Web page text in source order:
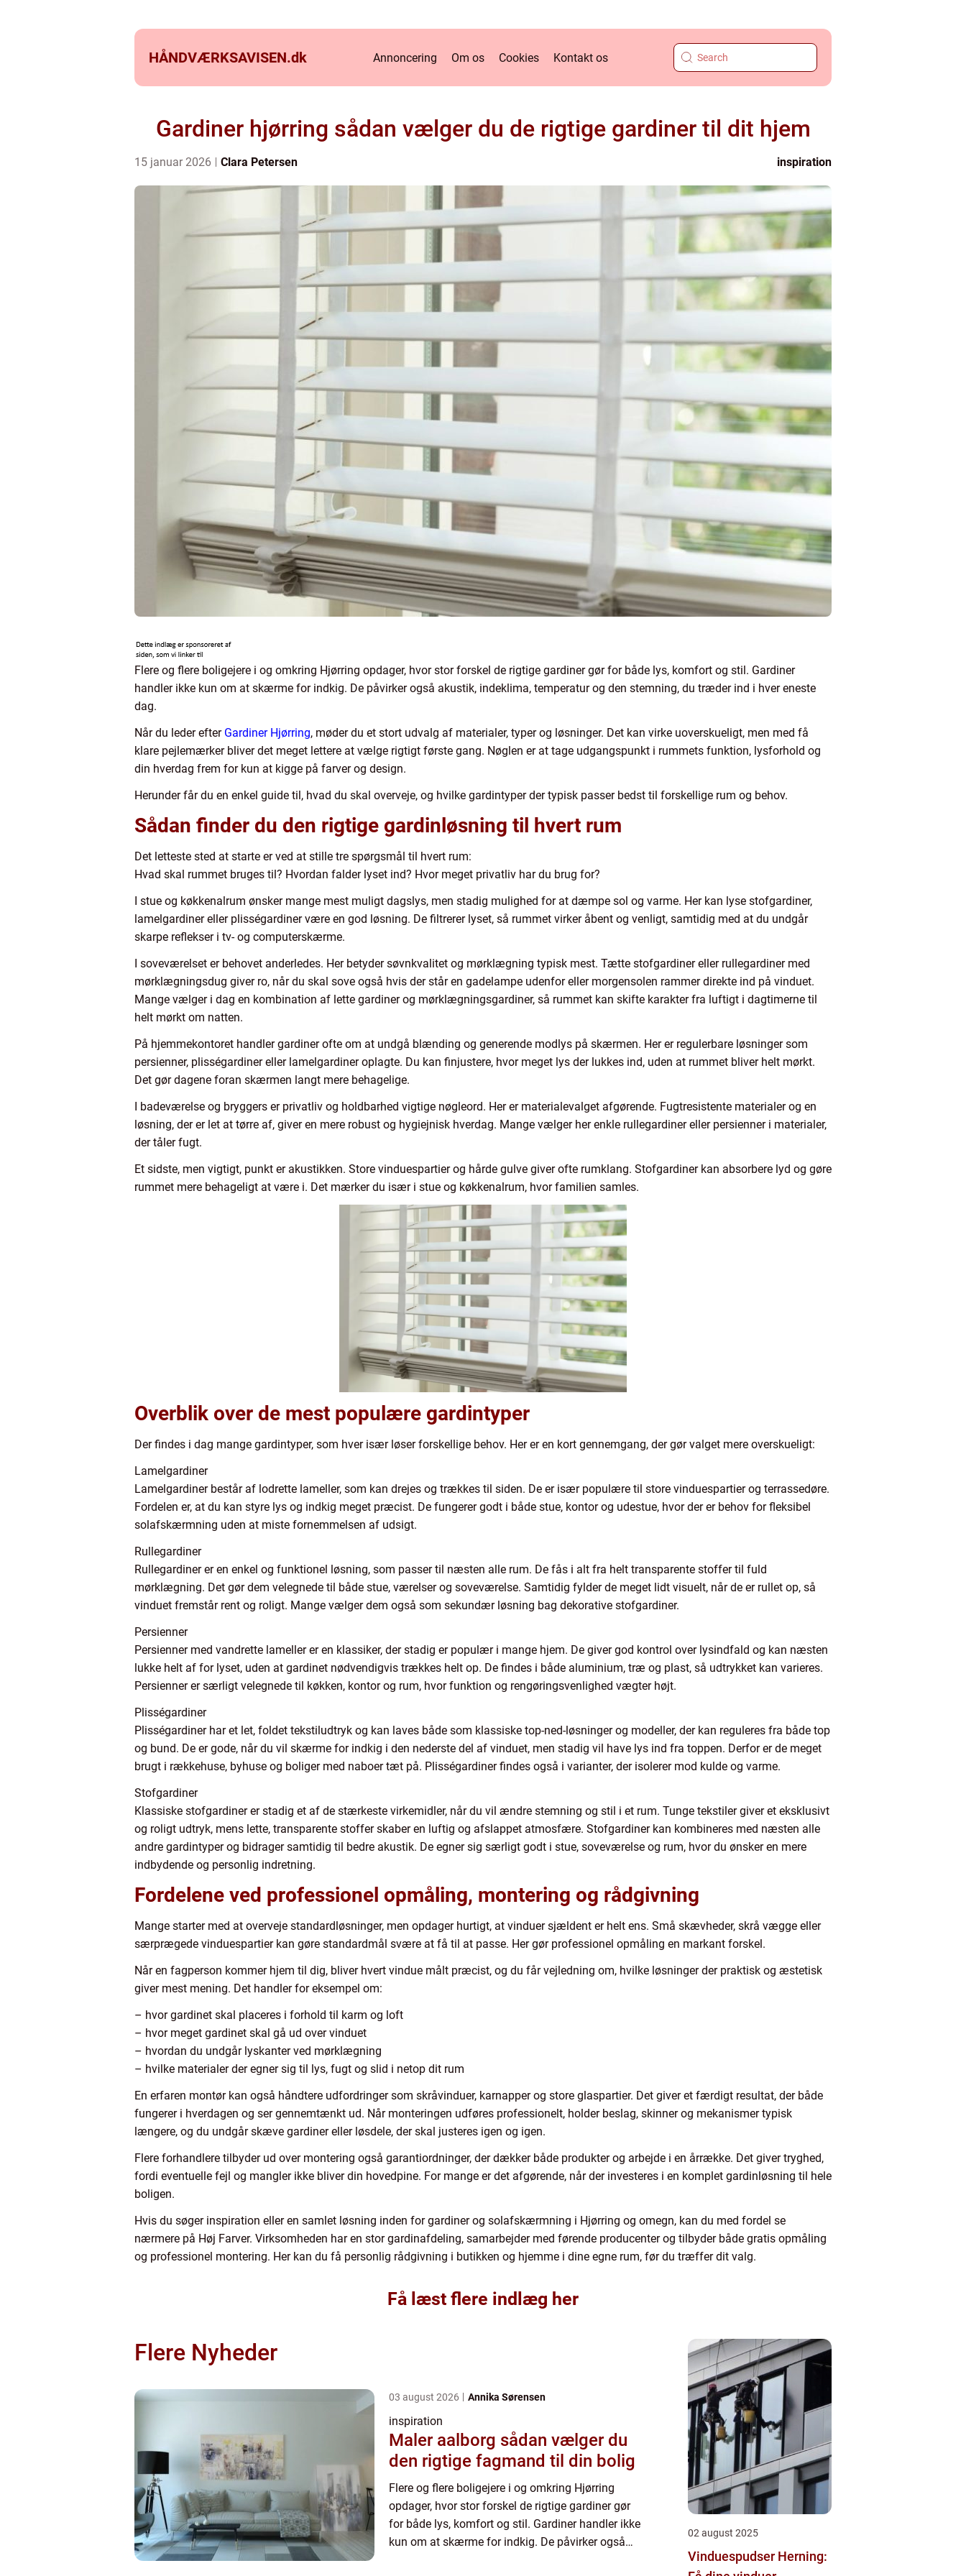
HÅNDVÆRKSAVISEN.dk Annoncering Om os Cookies Kontakt os
Gardiner hjørring sådan vælger du de rigtige gardiner til dit hjem
15 januar 2026 Clara Petersen inspiration
Flere og flere boligejere i og omkring Hjørring opdager, hvor stor forskel de rigtige gardiner gør for både lys, komfort og stil. Gardiner
handler ikke kun om at skærme for indkig. De påvirker også akustik, indeklima, temperatur og den stemning, du træder ind i hver eneste
dag.
Når du leder efter Gardiner Hjørring, møder du et stort udvalg af materialer, typer og løsninger. Det kan virke uoverskueligt, men med få
klare pejlemærker bliver det meget lettere at vælge rigtigt første gang. Nøglen er at tage udgangspunkt i rummets funktion, lysforhold og
din hverdag frem for kun at kigge på farver og design.
Herunder får du en enkel guide til, hvad du skal overveje, og hvilke gardintyper der typisk passer bedst til forskellige rum og behov.
Sådan finder du den rigtige gardinløsning til hvert rum
Det letteste sted at starte er ved at stille tre spørgsmål til hvert rum:
Hvad skal rummet bruges til? Hvordan falder lyset ind? Hvor meget privatliv har du brug for?
I stue og køkkenalrum ønsker mange mest muligt dagslys, men stadig mulighed for at dæmpe sol og varme. Her kan lyse stofgardiner,
lamelgardiner eller plisségardiner være en god løsning. De filtrerer lyset, så rummet virker åbent og venligt, samtidig med at du undgår
skarpe reflekser i tv- og computerskærme.
I soveværelset er behovet anderledes. Her betyder søvnkvalitet og mørklægning typisk mest. Tætte stofgardiner eller rullegardiner med
mørklægningsdug giver ro, når du skal sove også hvis der står en gadelampe udenfor eller morgensolen rammer direkte ind på vinduet.
Mange vælger i dag en kombination af lette gardiner og mørklægningsgardiner, så rummet kan skifte karakter fra luftigt i dagtimerne til
helt mørkt om natten.
På hjemmekontoret handler gardiner ofte om at undgå blænding og generende modlys på skærmen. Her er regulerbare løsninger som
persienner, plisségardiner eller lamelgardiner oplagte. Du kan finjustere, hvor meget lys der lukkes ind, uden at rummet bliver helt mørkt.
Det gør dagene foran skærmen langt mere behagelige.
I badeværelse og bryggers er privatliv og holdbarhed vigtige nøgleord. Her er materialevalget afgørende. Fugtresistente materialer og en
løsning, der er let at tørre af, giver en mere robust og hygiejnisk hverdag. Mange vælger her enkle rullegardiner eller persienner i materialer,
der tåler fugt.
Et sidste, men vigtigt, punkt er akustikken. Store vinduespartier og hårde gulve giver ofte rumklang. Stofgardiner kan absorbere lyd og gøre
rummet mere behageligt at være i. Det mærker du især i stue og køkkenalrum, hvor familien samles.
Overblik over de mest populære gardintyper
Der findes i dag mange gardintyper, som hver især løser forskellige behov. Her er en kort gennemgang, der gør valget mere overskueligt:
Lamelgardiner
Lamelgardiner består af lodrette lameller, som kan drejes og trækkes til siden. De er især populære til store vinduespartier og terrassedøre.
Fordelen er, at du kan styre lys og indkig meget præcist. De fungerer godt i både stue, kontor og udestue, hvor der er behov for fleksibel
solafskærmning uden at miste fornemmelsen af udsigt.
Rullegardiner
Rullegardiner er en enkel og funktionel løsning, som passer til næsten alle rum. De fås i alt fra helt transparente stoffer til fuld
mørklægning. Det gør dem velegnede til både stue, værelser og soveværelse. Samtidig fylder de meget lidt visuelt, når de er rullet op, så
vinduet fremstår rent og roligt. Mange vælger dem også som sekundær løsning bag dekorative stofgardiner.
Persienner
Persienner med vandrette lameller er en klassiker, der stadig er populær i mange hjem. De giver god kontrol over lysindfald og kan næsten
lukke helt af for lyset, uden at gardinet nødvendigvis trækkes helt op. De findes i både aluminium, træ og plast, så udtrykket kan varieres.
Persienner er særligt velegnede til køkken, kontor og rum, hvor funktion og rengøringsvenlighed vægter højt.
Plisségardiner
Plisségardiner har et let, foldet tekstiludtryk og kan laves både som klassiske top-ned-løsninger og modeller, der kan reguleres fra både top
og bund. De er gode, når du vil skærme for indkig i den nederste del af vinduet, men stadig vil have lys ind fra toppen. Derfor er de meget
brugt i rækkehuse, byhuse og boliger med naboer tæt på. Plisségardiner findes også i varianter, der isolerer mod kulde og varme.
Stofgardiner
Klassiske stofgardiner er stadig et af de stærkeste virkemidler, når du vil ændre stemning og stil i et rum. Tunge tekstiler giver et eksklusivt
og roligt udtryk, mens lette, transparente stoffer skaber en luftig og afslappet atmosfære. Stofgardiner kan kombineres med næsten alle
andre gardintyper og bidrager samtidig til bedre akustik. De egner sig særligt godt i stue, soveværelse og rum, hvor du ønsker en mere
indbydende og personlig indretning.
Fordelene ved professionel opmåling, montering og rådgivning
Mange starter med at overveje standardløsninger, men opdager hurtigt, at vinduer sjældent er helt ens. Små skævheder, skrå vægge eller
særprægede vinduespartier kan gøre standardmål svære at få til at passe. Her gør professionel opmåling en markant forskel.
Når en fagperson kommer hjem til dig, bliver hvert vindue målt præcist, og du får vejledning om, hvilke løsninger der praktisk og æstetisk
giver mest mening. Det handler for eksempel om:
– hvor gardinet skal placeres i forhold til karm og loft
– hvor meget gardinet skal gå ud over vinduet
– hvordan du undgår lyskanter ved mørklægning
– hvilke materialer der egner sig til lys, fugt og slid i netop dit rum
En erfaren montør kan også håndtere udfordringer som skråvinduer, karnapper og store glaspartier. Det giver et færdigt resultat, der både
fungerer i hverdagen og ser gennemtænkt ud. Når monteringen udføres professionelt, holder beslag, skinner og mekanismer typisk
længere, og du undgår skæve gardiner eller løsdele, der skal justeres igen og igen.
Flere forhandlere tilbyder ud over montering også garantiordninger, der dækker både produkter og arbejde i en årrække. Det giver tryghed,
fordi eventuelle fejl og mangler ikke bliver din hovedpine. For mange er det afgørende, når der investeres i en komplet gardinløsning til hele
boligen.
Hvis du søger inspiration eller en samlet løsning inden for gardiner og solafskærmning i Hjørring og omegn, kan du med fordel se
nærmere på Høj Farver. Virksomheden har en stor gardinafdeling, samarbejder med førende producenter og tilbyder både gratis opmåling
og professionel montering. Her kan du få personlig rådgivning i butikken og hjemme i dine egne rum, før du træffer dit valg.
Få læst flere indlæg her
Flere Nyheder
03 august 2026 Annika Sørensen
inspiration
Maler aalborg sådan vælger du
den rigtige fagmand til din bolig
Flere og flere boligejere i og omkring Hjørring
opdager, hvor stor forskel de rigtige gardiner gør
for både lys, komfort og stil. Gardiner handler ikke
kun om at skærme for indkig. De påvirker også
02 august 2025
Vinduespudser Herning: